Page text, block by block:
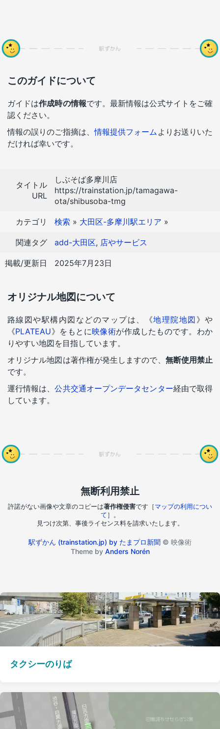
このガイドについて
ガイドは作成時の情報です。最新情報は公式サイトをご確
認ください。
情報の誤りのご指摘は、情報提供フォーム よりお送りいた
だければ幸いです。
タイトル
URL
しぶそば多摩川店
https://trainstation.jp/tamagawa-
ota/shibusoba-tmg
カテゴリ 検索 » 大田区-多摩川駅エリア »
関連タグ add-大田区, 店やサービス
掲載/更新日 2025年7月23日
オリジナル地図について
路線図や駅構内図などのマップは、《地理院地図 》や
《PLATEAU》をもとに映像術が作成したものです。わか
りやすい地図を目指しています。
オリジナル地図は著作権が発生しますので、 無断使用禁止
です。
運行情報は、公共交通オープンデータセンター経由で取得
しています。
無断利用禁止
許諾がない画像や文章のコピーは著作権侵害です［ マップの利用につい
て ］。
見つけ次第、事後ライセンス料を請求いたします。
駅ずかん (trainstation.jp) by たまプロ新聞 © 映像術
Theme by Anders Norén
タクシーのりば